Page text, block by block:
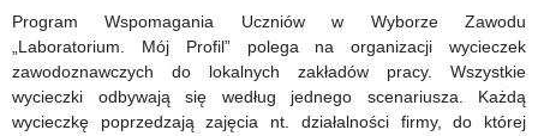
Program Wspomagania Uczniów w Wyborze Zawodu
„Laboratorium. Mój Profil” polega na organizacji wycieczek
zawodoznawczych do lokalnych zakładów pracy. Wszystkie
wycieczki odbywają się według jednego scenariusza. Każdą
wycieczkę poprzedzają zajęcia nt. działalności firmy, do której